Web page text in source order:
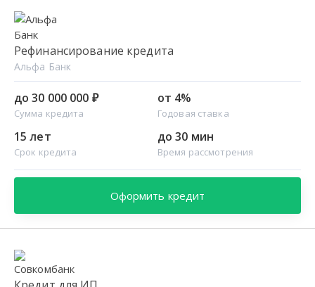
Рефинансирование кредита
Альфа Банк
до 30 000 000 ₽
Сумма кредита
от 4%
Годовая ставка
15 лет
Срок кредита
до 30 мин
Время рассмотрения
Оформить кредит